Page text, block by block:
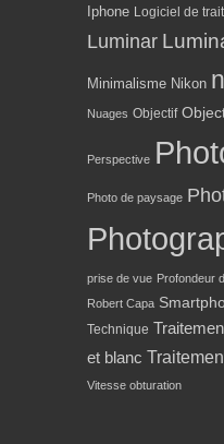
Iphone Logiciel de
Luminar
Minimalisme Nikon
Nuages Objectif
Perspective
Photo de paysage
prise de vue Profondeur
Robert Capa
Technique
et blanc
Vitesse obturation